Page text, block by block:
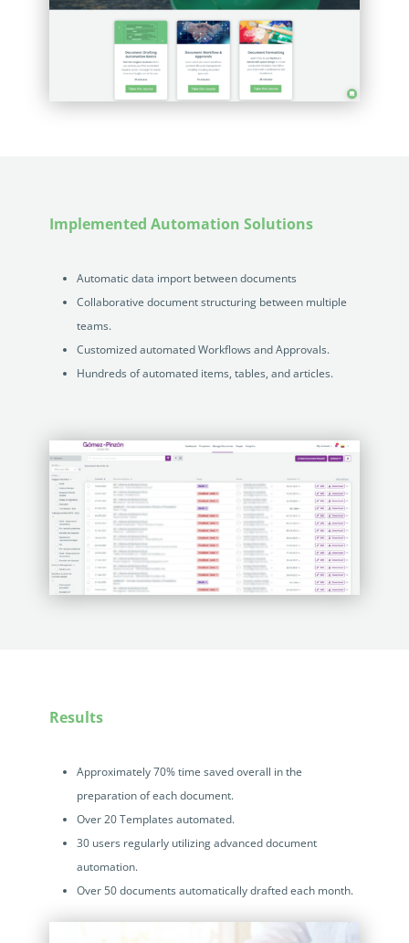
Implemented Automation Solutions
Automatic data import between documents
Collaborative document structuring between multiple
teams.
Customized automated Workflows and Approvals.
Hundreds of automated items, tables, and articles.
Results
Approximately 70% time saved overall in the
preparation of each document.
Over 20 Templates automated.
30 users regularly utilizing advanced document
automation.
Over 50 documents automatically drafted each month.